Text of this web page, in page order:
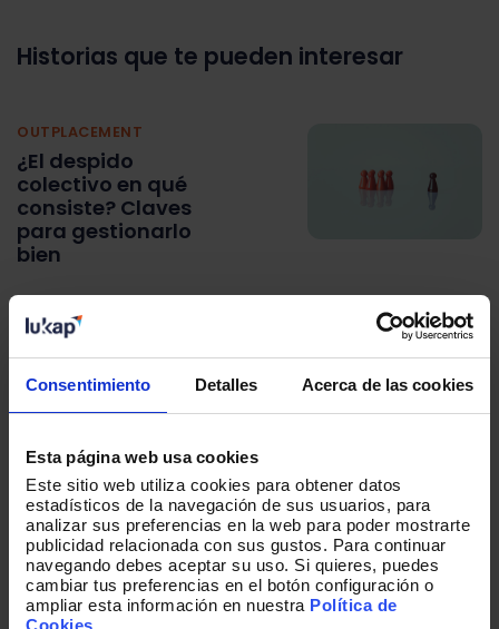
Consentimiento Detalles Acerca de las cookies
Esta página web usa cookies
Este sitio web utiliza cookies para obtener datos
estadísticos de la navegación de sus usuarios, para
analizar sus preferencias en la web para poder mostrarte
publicidad relacionada con sus gustos. Para continuar
navegando debes aceptar su uso. Si quieres, puedes
cambiar tus preferencias en el botón configuración o
ampliar esta información en nuestra Política de
Cookies
Historias que te pueden interesar
OUTPLACEMENT
¿El despido
colectivo en qué
consiste? Claves
para gestionarlo
bien
REESTRUCTURACIONES
Reestructurar en
tiempos de
de transformar sin
romper la confianza
OUTPLACEMENT &
REESTRUCTURACIONES
Claves para una